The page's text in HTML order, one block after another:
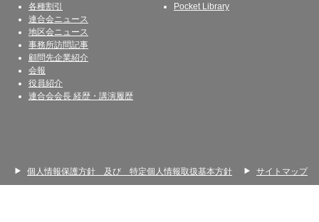
各種割引
連合会ニュース
地区会ニュース
事務所訪問記事
顧問先企業紹介
会報
役員紹介
連合会会長 経歴・講演履歴
Pocket Library
個人情報保護方針 及び 特定個人情報取扱基本方針 サイトマップ